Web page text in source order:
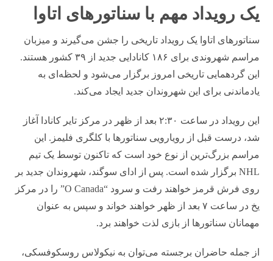
یک رویداد مهم با سناتورهای اتاوا
سناتورهای اتاوا یک رویداد تاریخی را جشن می‌گیرند و میزبان
مراسم شهروندی برای ۱۸۶ کانادایی جدید از ۳۹ کشور هستند.
این گردهمایی تاریخی امروز برگزار می‌شود و لحظه‌ای به
یادماندنی برای این شهروندان جدید ایجاد می‌کند.
این رویداد در ساعت ۲:۳۰ بعد از ظهر در مرکز تایر کانادا آغاز
شد، درست قبل از رویارویی سناتورها با کلگری فلیمز. این
مراسم بزرگ‌ترین از نوع خود است که تاکنون توسط یک تیم
NHL برگزار شده است. پس از ادای سوگند، شهروندان جدید بر
روی فرش قرمز خواهند رفت و سرود “O Canada” را در مرکز
یخ در ساعت ۷ بعد از ظهر خواهند خواند و سپس به عنوان
مهمانان سناتورها از بازی لذت خواهند برد.
از جمله حاضران برجسته می‌توان به نیکولاس روسکوفسکی،